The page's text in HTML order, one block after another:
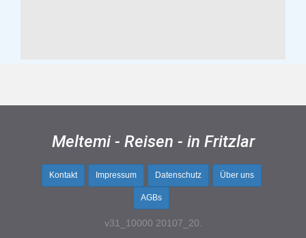
Meltemi - Reisen - in Fritzlar
Kontakt Impressum Datenschutz Über uns
AGBs
v31_10000 20107_20.